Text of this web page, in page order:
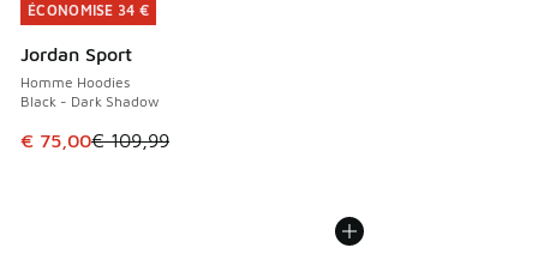
ÉCONOMISE 34 €
Jordan Sport
Homme Hoodies
Black - Dark Shadow
Cet article est en promotion. Prix en baisse de € 109,99 à
€ 75,00€ 109,99
ÉCONOMISE 34 €